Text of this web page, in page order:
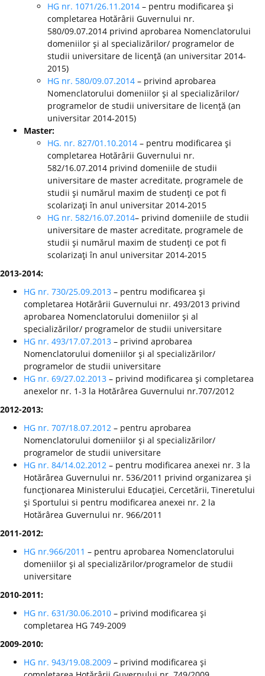
HG nr. 1071/26.11.2014 – pentru modificarea şi
completarea Hotărârii Guvernului nr.
580/09.07.2014 privind aprobarea Nomenclatorului
domeniilor şi al specializărilor/ programelor de
studii universitare de licenţă (an universitar 2014-
2015)
HG nr. 580/09.07.2014 – privind aprobarea
Nomenclatorului domeniilor şi al specializărilor/
programelor de studii universitare de licenţă (an
universitar 2014-2015)
Master:
HG. nr. 827/01.10.2014 – pentru modificarea şi
completarea Hotărârii Guvernului nr.
582/16.07.2014 privind domeniile de studii
universitare de master acreditate, programele de
studii şi numărul maxim de studenţi ce pot fi
scolarizaţi în anul universitar 2014-2015
HG nr. 582/16.07.2014– privind domeniile de studii
universitare de master acreditate, programele de
studii şi numărul maxim de studenţi ce pot fi
scolarizaţi în anul universitar 2014-2015
2013-2014:
HG nr. 730/25.09.2013 – pentru modificarea şi
completarea Hotărârii Guvernului nr. 493/2013 privind
aprobarea Nomenclatorului domeniilor şi al
specializărilor/ programelor de studii universitare
HG nr. 493/17.07.2013 – privind aprobarea
Nomenclatorului domeniilor şi al specializărilor/
programelor de studii universitare
HG nr. 69/27.02.2013 – privind modificarea şi completarea
anexelor nr. 1-3 la Hotărârea Guvernului nr.707/2012
2012-2013:
HG nr. 707/18.07.2012 – pentru aprobarea
Nomenclatorului domeniilor şi al specializărilor/
programelor de studii universitare
HG nr. 84/14.02.2012 – pentru modificarea anexei nr. 3 la
Hotărârea Guvernului nr. 536/2011 privind organizarea şi
funcţionarea Ministerului Educaţiei, Cercetării, Tineretului
şi Sportului si pentru modificarea anexei nr. 2 la
Hotărârea Guvernului nr. 966/2011
2011-2012:
HG nr.966/2011 – pentru aprobarea Nomenclatorului
domeniilor şi al specializărilor/programelor de studii
universitare
2010-2011:
HG nr. 631/30.06.2010 – privind modificarea şi
completarea HG 749-2009
2009-2010:
HG nr. 943/19.08.2009 – privind modificarea şi